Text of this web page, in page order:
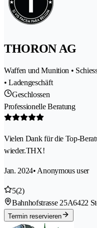
THORON AG
Waffen und Munition •
• Ladengeschäft
Geschlossen
Professionelle Beratung
Vielen Dank für die Top-
wieder.THX!
Jan. 2024• Anonymous user
5(2)
Bahnhofstrasse 25A6422
Termin reservieren